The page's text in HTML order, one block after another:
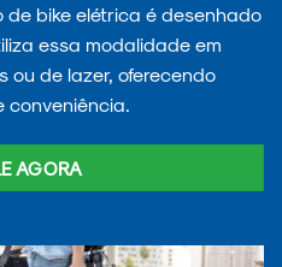
de bike elétrica é desenhado
essa modalidade em
ou de lazer, oferecendo
conveniência.
AGORA